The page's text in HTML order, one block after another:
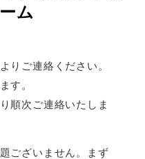
ム
りご連絡ください。
す。
順次ご連絡いたしま
ございません。まず